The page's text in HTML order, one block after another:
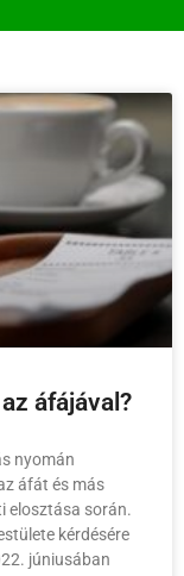
áfájával?
nyomán
áfát és más
elosztása során.
kérdésére
júniusában